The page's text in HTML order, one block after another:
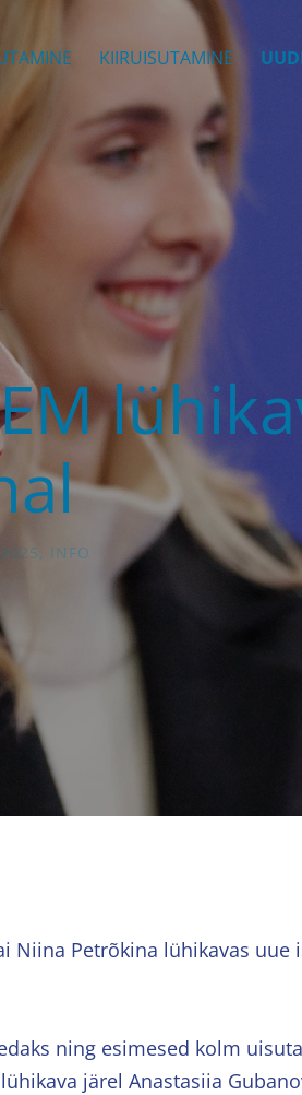
KIIRUISUTAMINE
, INFO
Niina Petrõkina lühikavas uue
ning esimesed kolm
järel Anastasiia